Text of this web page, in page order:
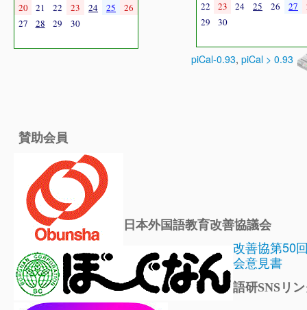
20
21 22 23 24 25
26
27
28 29 30
22
23 24 25 26 27
29
30
piCal-0.93, piCal > 0.93
賛助会員
日本外国語教育改善協議会
改善協第50
会意見書
語研SNSリ